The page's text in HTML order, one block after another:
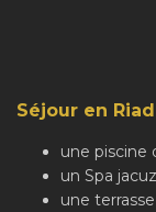
Séjour en
une piscine
un Spa
une